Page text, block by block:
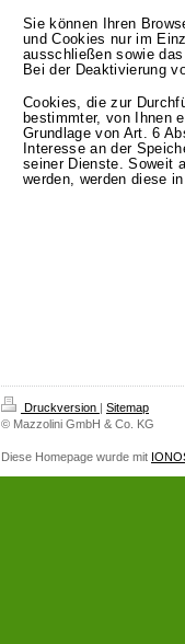
Sie können Ihren
und Cookies nur im
ausschließen sowie
Bei der Deaktivierung
Cookies, die zur
bestimmter, von Ihnen
Grundlage von Art. 6
Interesse an der
seiner Dienste. Soweit
werden, werden diese
Druckversion | Sitemap
© Mazzolini GmbH & Co. KG
Diese Homepage wurde mit